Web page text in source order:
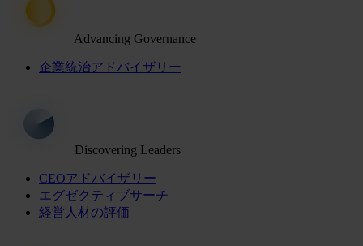
Advancing Governance
企業統治アドバイザリー
Discovering Leaders
CEOアドバイザリー
エグゼクティブサーチ
経営人材の評価